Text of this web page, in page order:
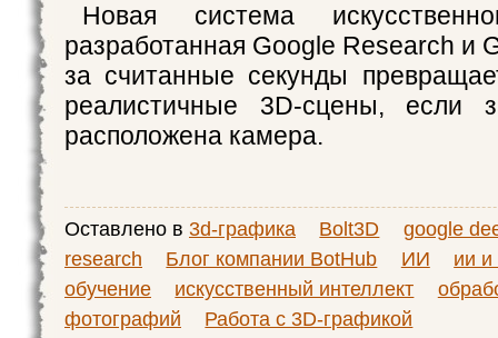
Новая система
разработанная Google Research и
за считанные секунды
реалистичные 3D-сцены, если
расположена камера.
Оставлено в 3d-графика Bolt3D
google
research
Блог компании BotHub ИИ
ии
обучение
искусственный интеллект
фотографий
Работа с 3D-графикой